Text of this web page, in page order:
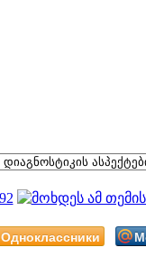
Одноклассники